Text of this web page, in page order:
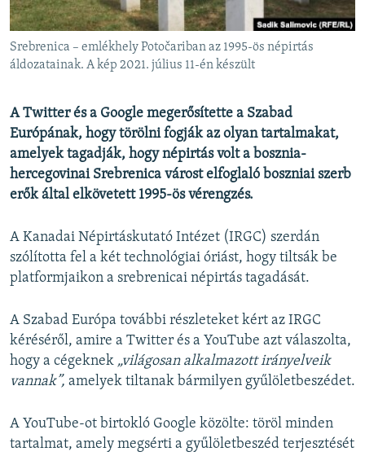
A MÚLT TANULSÁGAI
KÖVESSEN MINKET!
Valamennyi RFE/RL weboldal
Srebrenica – emlékhely Potočariban az 1995-ös népirtás
áldozatainak. A kép 2021. július 11-én készült
A Twitter és a Google megerősítette a Szabad
Európának, hogy törölni fogják az olyan tartalmakat,
amelyek tagadják, hogy népirtás volt a bosznia-
hercegovinai Srebrenica várost elfoglaló boszniai szerb
erők által elkövetett 1995-ös vérengzés.
A Kanadai Népirtáskutató Intézet (IRGC) szerdán
szólította fel a két technológiai óriást, hogy tiltsák be
platformjaikon a srebrenicai népirtás tagadását.
A Szabad Európa további részleteket kért az IRGC
kéréséről, amire a Twitter és a YouTube azt válaszolta,
hogy a cégeknek „világosan alkalmazott irányelveik
vannak”, amelyek tiltanak bármilyen gyűlöletbeszédet.
A YouTube-ot birtokló Google közölte: töröl minden
tartalmat, amely megsérti a gyűlöletbeszéd terjesztését